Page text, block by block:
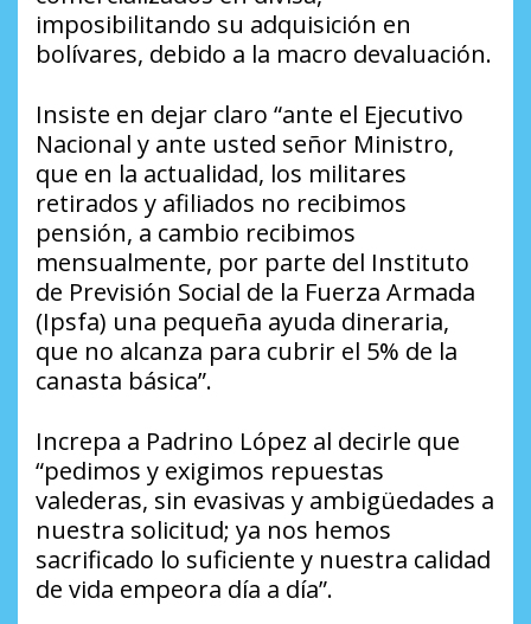
imposibilitando su adquisición en
bolívares, debido a la macro devaluación.
Insiste en dejar claro “ante el Ejecutivo
Nacional y ante usted señor Ministro,
que en la actualidad, los militares
retirados y afiliados no recibimos
pensión, a cambio recibimos
mensualmente, por parte del Instituto
de Previsión Social de la Fuerza Armada
(Ipsfa) una pequeña ayuda dineraria,
que no alcanza para cubrir el 5% de la
canasta básica”.
Increpa a Padrino López al decirle que
“pedimos y exigimos repuestas
valederas, sin evasivas y ambigüedades a
nuestra solicitud; ya nos hemos
sacrificado lo suficiente y nuestra calidad
de vida empeora día a día”.